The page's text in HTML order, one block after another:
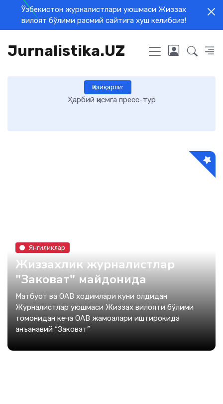
Ўзбекистон журналистлари уюшмаси Жиззах
вилоят бўлими расмий сайтига хуш келибсиз!
Jurnalistika.UZ
Қизиқарли:
Ҳарбий қисмга пресс-тур
Янгиликлар
Жиззахлик журналистлар
"Заковат" майдонида
Матбуот ва ОАВ ходимлари куни олдидан
Журналистлар уюшмаси Жиззах вилояти бўлими
томонидан кеча ОАВ жамоалари иштирокида
анъанавий “Заковат”